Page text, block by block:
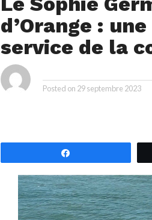
d’Orange :
service de la
Posted on 29 septembre 2023